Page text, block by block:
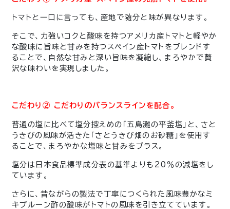
トマトと一口に言っても、産地で随分と味が異なります。
そこで、力強いコクと酸味を持つアメリカ産トマトと軽やか
な酸味に旨味と甘みを持つスペイン産トマトをブレンドす
ることで、自然な甘みと深い旨味を凝縮し、まろやかで贅
沢な味わいを実現しました。
こだわり② こだわりのバランスラインを配合。
普通の塩に比べて塩分控えめの「五島灘の平釜塩」と、さと
うきびの風味が活きた「さとうきび畑のお砂糖」を使用す
ることで、まろやかな塩味と甘みをプラス。
塩分は日本食品標準成分表の基準よりも20％の減塩をし
ています。
さらに、昔ながらの製法で丁寧につくられた風味豊かなミ
キプルーン酢の酸味がトマトの風味を引き立てています。